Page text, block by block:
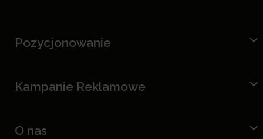
Pozycjonowanie
Kampanie Reklamowe
O nas